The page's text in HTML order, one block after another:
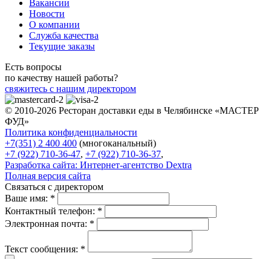
Вакансии
Новости
О компании
Служба качества
Текущие заказы
Есть вопросы
по качеству нашей работы?
свяжитесь с нашим директором
© 2010-2026 Ресторан доставки еды в Челябинске «МАСТЕР
ФУД»
Политика конфиденциальности
+7(351) 2 400 400 (многоканальный)
+7 (922) 710-36-47, +7 (922) 710-36-37,
Разработка сайта: Интернет-агентство Dextra
Полная версия сайта
Связаться с директором
Ваше имя: *
Контактный телефон: *
Электронная почта: *
Текст сообщения: *